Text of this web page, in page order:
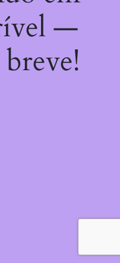
—